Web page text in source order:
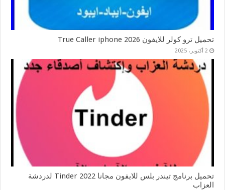
تحميل ترو كولر للايفون 2026 True Caller iphone
2 أكتوبر، 2025
تحميل برنامج تيندر بلس للايفون مجانا 2022 Tinder لدردشة
العزاب